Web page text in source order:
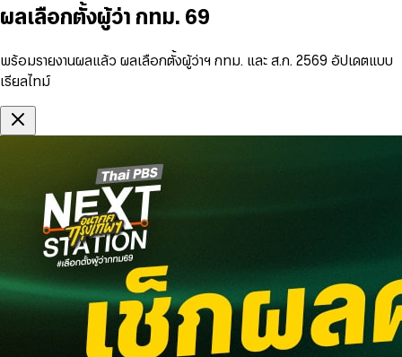
ผลเลือกตั้งผู้ว่า กทม. 69
พร้อมรายงานผลแล้ว ผลเลือกตั้งผู้ว่าฯ กทม. และ ส.ก. 2569 อัปเดตแบบ
เรียลไทม์